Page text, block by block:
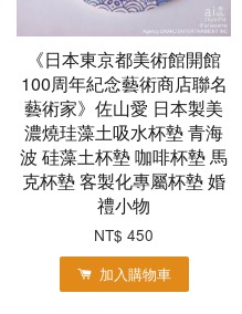
《日本東京都美術館開館
100周年紀念藝術商店聯名
藝術家》佐山愛 日本製美
濃燒珪藻土吸水杯墊 青海
波 硅藻土杯墊 咖啡杯墊 馬
克杯墊 客製化專屬杯墊 婚
禮小物
NT$ 450
加入購物車